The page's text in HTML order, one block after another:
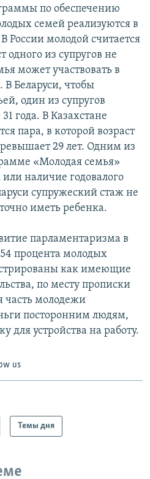
по обеспечению
семей реализуются в
России молодой считается
одного из супругов не
может участвовать в
Беларуси, чтобы
один из супругов
года. В Казахстане
пара, в которой возраст
29 лет. Одним из
«Молодая семья»
или наличие годовалого
супружеский стаж не
иметь ребенка.
парламентаризма в
процента молодых
как имеющие
по месту прописки
часть молодежи
посторонним людям,
для устройства на работу.
us
Темы дня